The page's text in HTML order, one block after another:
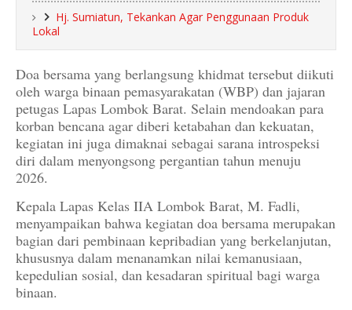
Hj. Sumiatun, Tekankan Agar Penggunaan Produk
Lokal
Doa bersama yang berlangsung khidmat tersebut diikuti
oleh warga binaan pemasyarakatan (WBP) dan jajaran
petugas Lapas Lombok Barat. Selain mendoakan para
korban bencana agar diberi ketabahan dan kekuatan,
kegiatan ini juga dimaknai sebagai sarana introspeksi
diri dalam menyongsong pergantian tahun menuju
2026.
Kepala Lapas Kelas IIA Lombok Barat, M. Fadli,
menyampaikan bahwa kegiatan doa bersama merupakan
bagian dari pembinaan kepribadian yang berkelanjutan,
khususnya dalam menanamkan nilai kemanusiaan,
kepedulian sosial, dan kesadaran spiritual bagi warga
binaan.